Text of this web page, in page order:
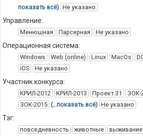
показать всё) Не указано
Управление:
Менюшная Парсерная Не указано
Операционная система:
Windows Web (online) Linux MacOs
iOS
Не указано
Участник конкурса:
КРИЛ-2012 КРИЛ-2013 Проект 31 ЗОК-
ЗОК-2015 (…показать всё) Не указано
Тэг:
повседневность животные выживание